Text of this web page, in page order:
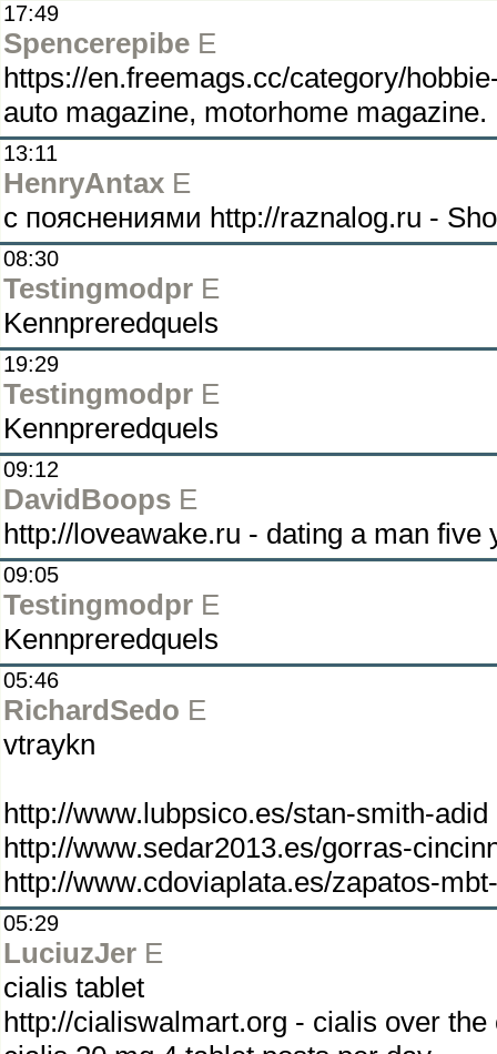
17:49
Spencerepibe E
https://en.freemags.cc/category/
auto magazine, motorhome magazine.
13:11
HenryAntax E
с пояснениями http://raznalog.ru -
08:30
Testingmodpr E
Kennpreredquels
19:29
Testingmodpr E
Kennpreredquels
09:12
DavidBoops E
http://loveawake.ru - dating a man five
09:05
Testingmodpr E
Kennpreredquels
05:46
RichardSedo E
vtraykn
http://www.lubpsico.es/stan-smith-
http://www.sedar2013.es/gorras-
http://www.cdoviaplata.es/zapatos-
05:29
LuciuzJer E
cialis tablet
http://cialiswalmart.org - cialis over the